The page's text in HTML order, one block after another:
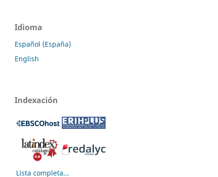
Idioma
Español (España)
English
Indexación
Lista completa...